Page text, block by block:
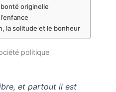
originelle
la solitude et le bonheur
politique
et partout il est